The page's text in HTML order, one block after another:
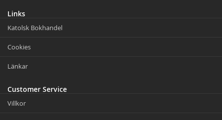
Links
Katolsk Bokhandel
Cookies
Länkar
Customer Service
Villkor